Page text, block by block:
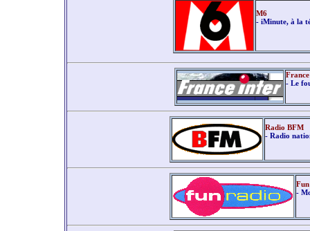
M6
- iMinute, à la
- Le
Radio BFM
- Radio
-